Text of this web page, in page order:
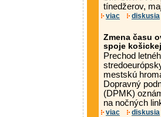
tínedžerov,
viac diskusia
Zmena času
spoje
Prechod
mestskú
Dopravný
(DPMK)
na nočných
viac diskusia